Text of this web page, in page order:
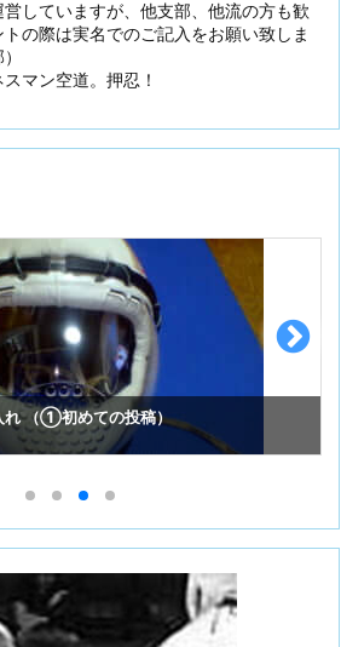
していますが、他支部、他流の方も歓
の際は実名でのご記入をお願い致しま
マン空道。押忍！
れ （①初めての投稿）